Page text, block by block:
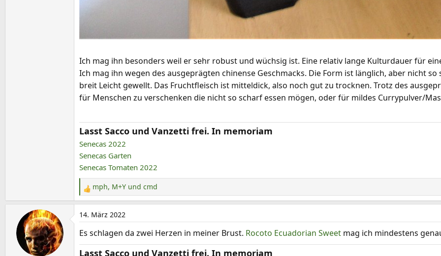
Ich mag ihn besonders weil er sehr robust und wüchsig ist. Eine relativ lange Kulturdauer für
Ich mag ihn wegen des ausgeprägten chinense Geschmacks. Die Form ist länglich, aber nicht
breit Leicht gewellt. Das Fruchtfleisch ist mitteldick, also noch gut zu trocknen. Trotz des
für Menschen zu verschenken die nicht so scharf essen mögen, oder für mildes Currypulver/
Lasst Sacco und Vanzetti frei. In memoriam
Senecas 2022
Senecas Garten
Senecas Tomaten 2022
R
e
a
k
t
i
mph, M+Y und cmd
14. März 2022
Es schlagen da zwei Herzen in meiner Brust. Rocoto Ecuadorian Sweet mag ich mindestens
Lasst Sacco und Vanzetti frei. In memoriam